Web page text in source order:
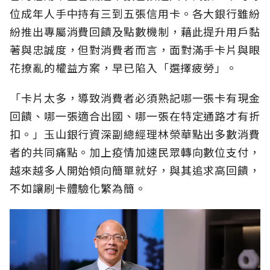
位成年人手中持有三到五張信用卡。各大銀行雖紛
紛推出專屬消費回饋及點數機制，藉此提升用戶黏
著與忠誠度，但對消費者而言，面對滿手卡片與眼
花撩亂的權益方案，早已陷入「選擇疲勞」。
「卡片太多，導致消費者必須熟記哪一張卡有現金
回饋、哪一張適合出國、哪一張在特定通路才有折
扣。」玉山銀行資深副總經理林榮華點出多數消費
者的共同痛點。加上疫情加速民眾轉向數位支付，
越來越多人開始傾向簡單就好，與其追求高回饋，
不如讓刷卡體驗化繁為簡。